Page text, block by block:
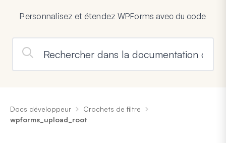
Personnalisez et étendez WPForms avec du code
Docs développeur
Crochets de filtre
wpforms_upload_root